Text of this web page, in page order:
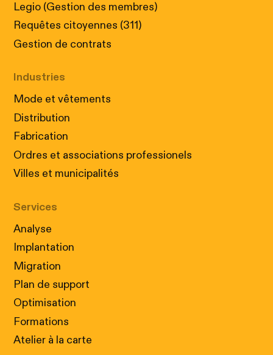
Legio (Gestion des membres)
Requêtes citoyennes (311)
Gestion de contrats
Industries
Mode et vêtements
Distribution
Fabrication
Ordres et associations professionels
Villes et municipalités
Services
Analyse
Implantation
Migration
Plan de support
Optimisation
Formations
Atelier à la carte